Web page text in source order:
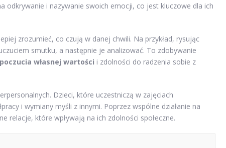
odkrywanie i nazywanie swoich emocji, co jest kluczowe dla ich
zrozumieć, co czują w danej chwili. Na przykład, rysując
smutku, a następnie je analizować. To zdobywanie
poczucia własnej wartości i zdolności do radzenia sobie z
Dzieci, które uczestniczą w zajęciach
i wymiany myśli z innymi. Poprzez wspólne działanie na
relacje, które wpływają na ich zdolności społeczne.